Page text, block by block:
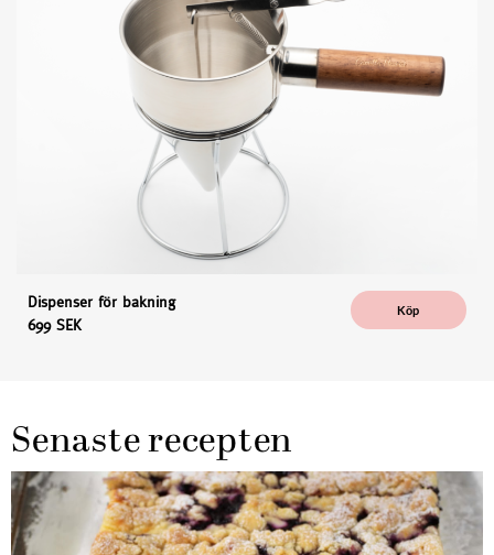
Dispenser för bakning
699 SEK
Köp
Senaste recepten